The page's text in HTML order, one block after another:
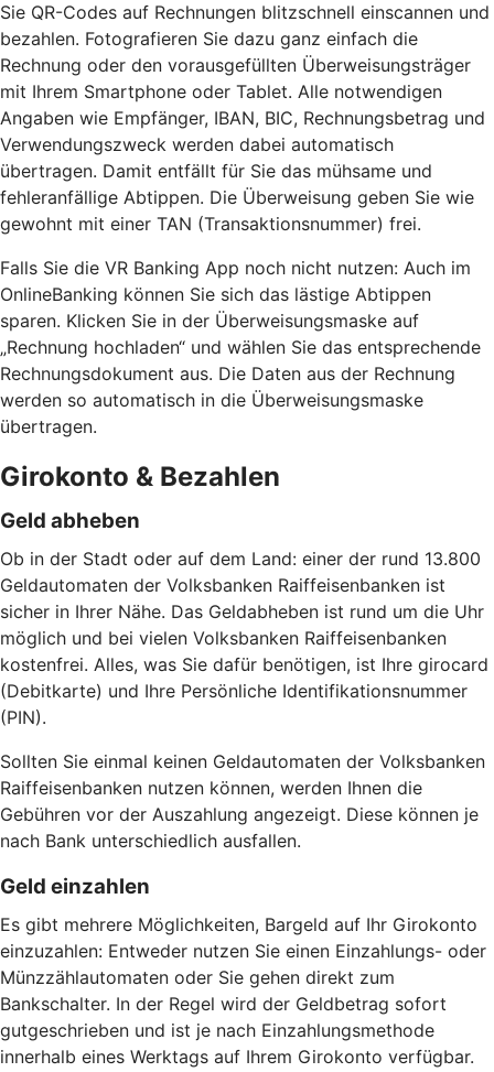
Sie QR-Codes auf Rechnungen blitzschnell einscannen und
bezahlen. Fotografieren Sie dazu ganz einfach die
Rechnung oder den vorausgefüllten Überweisungsträger
mit Ihrem Smartphone oder Tablet. Alle notwendigen
Angaben wie Empfänger, IBAN, BIC, Rechnungsbetrag und
Verwendungszweck werden dabei automatisch
übertragen. Damit entfällt für Sie das mühsame und
fehleranfällige Abtippen. Die Überweisung geben Sie wie
gewohnt mit einer TAN (Transaktionsnummer) frei.
Falls Sie die VR Banking App noch nicht nutzen: Auch im
OnlineBanking können Sie sich das lästige Abtippen
sparen. Klicken Sie in der Überweisungsmaske auf
„Rechnung hochladen“ und wählen Sie das entsprechende
Rechnungsdokument aus. Die Daten aus der Rechnung
werden so automatisch in die Überweisungsmaske
übertragen.
Girokonto & Bezahlen
Geld abheben
Ob in der Stadt oder auf dem Land: einer der rund 13.800
Geldautomaten der Volksbanken Raiffeisenbanken ist
sicher in Ihrer Nähe. Das Geldabheben ist rund um die Uhr
möglich und bei vielen Volksbanken Raiffeisenbanken
kostenfrei. Alles, was Sie dafür benötigen, ist Ihre girocard
(Debitkarte) und Ihre Persönliche Identifikationsnummer
(PIN).
Sollten Sie einmal keinen Geldautomaten der Volksbanken
Raiffeisenbanken nutzen können, werden Ihnen die
Gebühren vor der Auszahlung angezeigt. Diese können je
nach Bank unterschiedlich ausfallen.
Geld einzahlen
Es gibt mehrere Möglichkeiten, Bargeld auf Ihr Girokonto
einzuzahlen: Entweder nutzen Sie einen Einzahlungs- oder
Münzzählautomaten oder Sie gehen direkt zum
Bankschalter. In der Regel wird der Geldbetrag sofort
gutgeschrieben und ist je nach Einzahlungsmethode
innerhalb eines Werktags auf Ihrem Girokonto verfügbar.